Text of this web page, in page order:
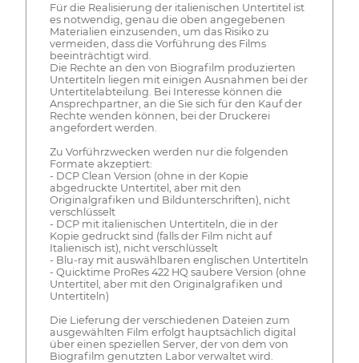
Für die Realisierung der italienischen Untertitel ist
es notwendig, genau die oben angegebenen
Materialien einzusenden, um das Risiko zu
vermeiden, dass die Vorführung des Films
beeinträchtigt wird.
Die Rechte an den von Biografilm produzierten
Untertiteln liegen mit einigen Ausnahmen bei der
Untertitelabteilung. Bei Interesse können die
Ansprechpartner, an die Sie sich für den Kauf der
Rechte wenden können, bei der Druckerei
angefordert werden.
Zu Vorführzwecken werden nur die folgenden
Formate akzeptiert:
- DCP Clean Version (ohne in der Kopie
abgedruckte Untertitel, aber mit den
Originalgrafiken und Bildunterschriften), nicht
verschlüsselt
- DCP mit italienischen Untertiteln, die in der
Kopie gedruckt sind (falls der Film nicht auf
Italienisch ist), nicht verschlüsselt
- Blu-ray mit auswählbaren englischen Untertiteln
- Quicktime ProRes 422 HQ saubere Version (ohne
Untertitel, aber mit den Originalgrafiken und
Untertiteln)
Die Lieferung der verschiedenen Dateien zum
ausgewählten Film erfolgt hauptsächlich digital
über einen speziellen Server, der von dem von
Biografilm genutzten Labor verwaltet wird.